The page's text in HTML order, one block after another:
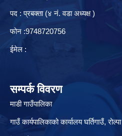
पद : प्रबक्ता (४ नं. वडा अध्यक्ष )
फोन :9748720756
ईमेल :
सम्पर्क विवरण
माडी गाउँपालिका
गाउँ कार्यपालिकाको कार्यालय घर्तिगाउँ, रो‍‍ल्पा